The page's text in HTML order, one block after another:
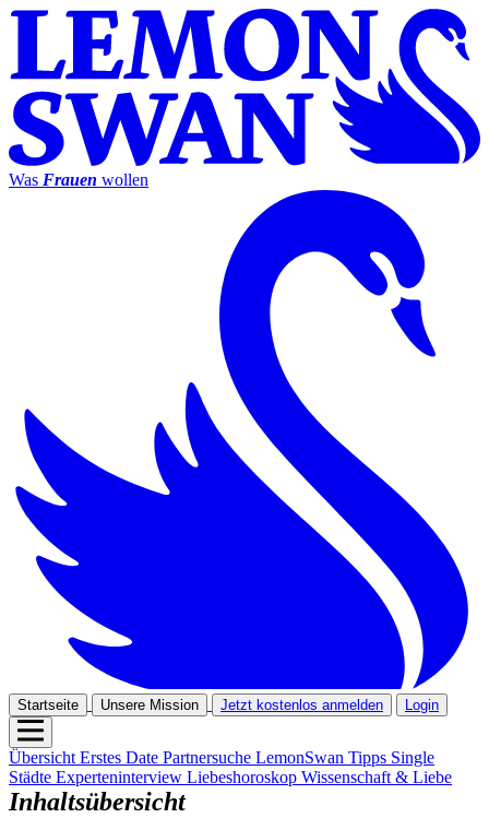
Was Frauen wollen
Startseite Unsere Mission Jetzt kostenlos anmelden Login
ÜbersichtErstes Date Partnersuche LemonSwan Tipps Single
Städte Experteninterview Liebeshoroskop Wissenschaft & Liebe
Inhaltsübersicht